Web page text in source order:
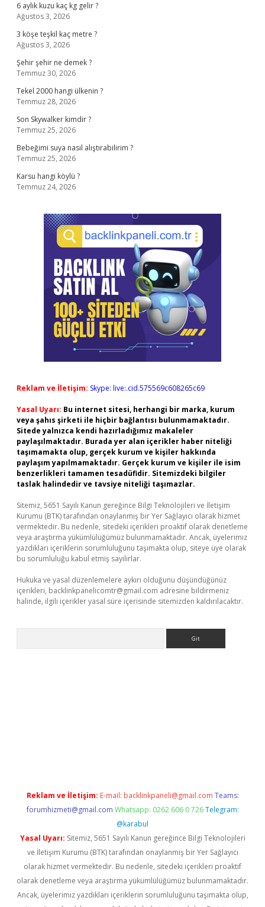
6 aylık kuzu kaç kg gelir ?
Ağustos 3, 2026
3 köşe teşkil kaç metre ?
Ağustos 3, 2026
Şehir şehir ne demek ?
Temmuz 30, 2026
Tekel 2000 hangi ülkenin ?
Temmuz 28, 2026
Son Skywalker kimdir ?
Temmuz 25, 2026
Bebeğimi suya nasıl alıştırabilirim ?
Temmuz 25, 2026
Karsu hangi köylü ?
Temmuz 24, 2026
Reklam ve İletişim: Skype: live:.cid.575569c608265c69
Yasal Uyarı: Bu internet sitesi, herhangi bir marka, kurum
veya şahıs şirketi ile hiçbir bağlantısı bulunmamaktadır.
Sitede yalnızca kendi hazırladığımız makaleler
paylaşılmaktadır. Burada yer alan içerikler haber niteliği
taşımamakta olup, gerçek kurum ve kişiler hakkında
paylaşım yapılmamaktadır. Gerçek kurum ve kişiler ile isim
benzerlikleri tamamen tesadüfidir. Sitemizdeki bilgiler
taslak halindedir ve tavsiye niteliği taşımazlar.
Sitemiz, 5651 Sayılı Kanun gereğince Bilgi Teknolojileri ve İletişim
Kurumu (BTK) tarafından onaylanmış bir Yer Sağlayıcı olarak hizmet
vermektedir. Bu nedenle, sitedeki içerikleri proaktif olarak denetleme
veya araştırma yükümlülüğümüz bulunmamaktadır. Ancak, üyelerimiz
yazdıkları içeriklerin sorumluluğunu taşımakta olup, siteye üye olarak
bu sorumluluğu kabul etmiş sayılırlar.
Hukuka ve yasal düzenlemelere aykırı olduğunu düşündüğünüz
içerikleri, backlinkpanelicomtr@gmail.com adresine bildirmeniz
halinde, ilgili içerikler yasal süre içerisinde sitemizden kaldırılacaktır.
Reklam ve İletişim: E-mail: backlinkpaneli@gmail.com Teams:
forumhizmeti@gmail.com Whatsapp: 0262 606 0 726 Telegram:
@karabul
Yasal Uyarı: Sitemiz, 5651 Sayılı Kanun gereğince Bilgi Teknolojileri
ve İletişim Kurumu (BTK) tarafından onaylanmış bir Yer Sağlayıcı
olarak hizmet vermektedir. Bu nedenle, sitedeki içerikleri proaktif
olarak denetleme veya araştırma yükümlülüğümüz bulunmamaktadır.
Ancak, üyelerimiz yazdıkları içeriklerin sorumluluğunu taşımakta olup,